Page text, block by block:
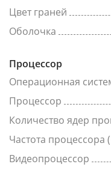
Цвет граней
Оболочка
Процессор
Операционная
Процессор
Количество ядер
Частота процессора
Видеопроцессор